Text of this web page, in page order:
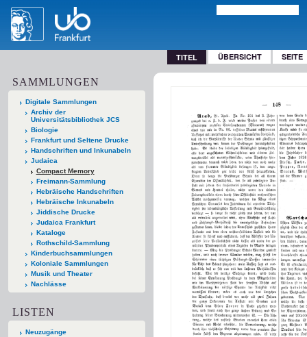
TITEL ÜBERSICHT SEITE
SAMMLUNGEN
Digitale Sammlungen
Archiv der
Universitätsbibliothek JCS
Biologie
Frankfurt und Seltene Drucke
Handschriften und Inkunabeln
Judaica
Compact Memory
Freimann-Sammlung
Hebräische Handschriften
Hebräische Inkunabeln
Jiddische Drucke
Judaica Frankfurt
Kataloge
Rothschild-Sammlung
Kinderbuchsammlungen
Koloniale Sammlungen
Musik und Theater
Nachlässe
LISTEN
Neuzugänge